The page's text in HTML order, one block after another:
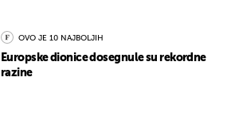
OVO JE 10 NAJBOLJIH
Europske dionice dosegnule su rekordne
razine